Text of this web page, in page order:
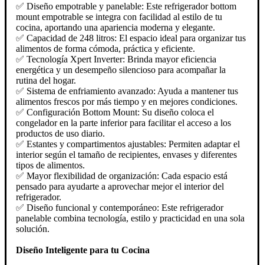
✅ Diseño empotrable y panelable: Este refrigerador bottom
mount empotrable se integra con facilidad al estilo de tu
cocina, aportando una apariencia moderna y elegante.
✅ Capacidad de 248 litros: El espacio ideal para organizar tus
alimentos de forma cómoda, práctica y eficiente.
✅ Tecnología Xpert Inverter: Brinda mayor eficiencia
energética y un desempeño silencioso para acompañar la
rutina del hogar.
✅ Sistema de enfriamiento avanzado: Ayuda a mantener tus
alimentos frescos por más tiempo y en mejores condiciones.
✅ Configuración Bottom Mount: Su diseño coloca el
congelador en la parte inferior para facilitar el acceso a los
productos de uso diario.
✅ Estantes y compartimentos ajustables: Permiten adaptar el
interior según el tamaño de recipientes, envases y diferentes
tipos de alimentos.
✅ Mayor flexibilidad de organización: Cada espacio está
pensado para ayudarte a aprovechar mejor el interior del
refrigerador.
✅ Diseño funcional y contemporáneo: Este refrigerador
panelable combina tecnología, estilo y practicidad en una sola
solución.
Diseño Inteligente para tu Cocina